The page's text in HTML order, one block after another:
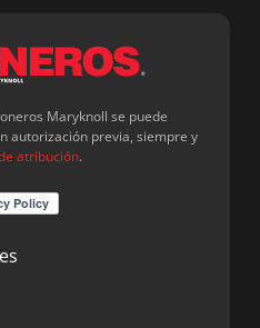
Maryknoll se puede
autorización previa, siempre y
atribución.